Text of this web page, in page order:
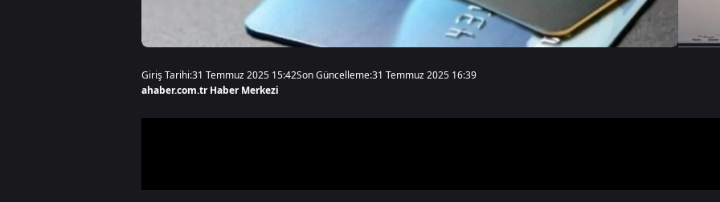
Giriş Tarihi:31 Temmuz 2025 15:42Son Güncelleme:31 Temmuz 2025 16:39
ahaber.com.tr Haber Merkezi